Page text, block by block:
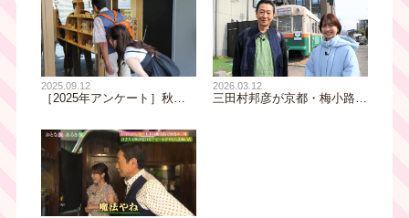
2025.09.12
［2025年アンケート］秋に
が美しい〇〇｜おとな旅倶楽
部
2026.03.12
三田村邦彦が京都・梅小路へ